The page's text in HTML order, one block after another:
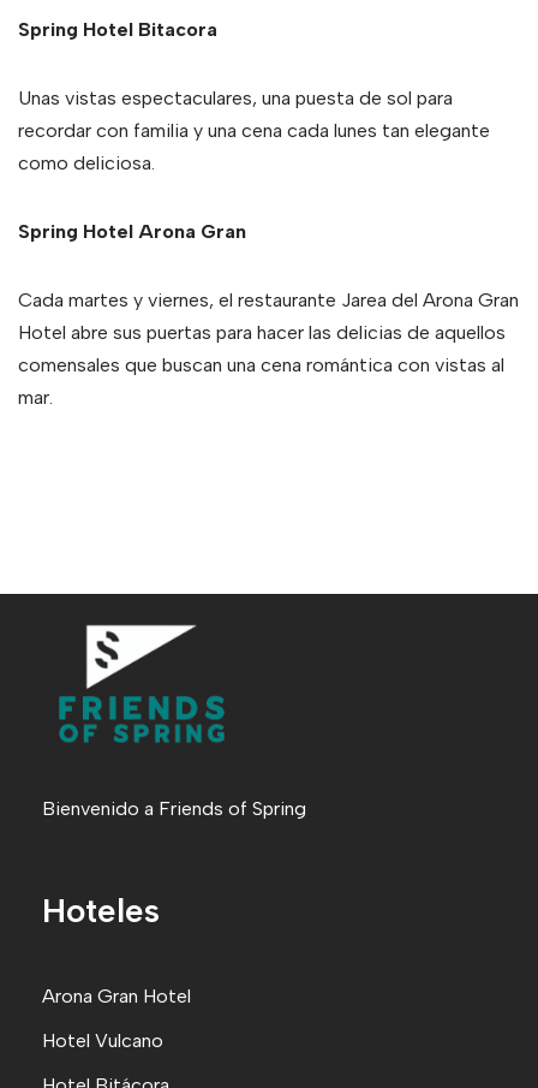
Spring Hotel Bitacora
Unas vistas espectaculares, una puesta de sol para
recordar con familia y una cena cada lunes tan elegante
como deliciosa.
Spring Hotel Arona Gran
Cada martes y viernes, el restaurante Jarea del Arona Gran
Hotel abre sus puertas para hacer las delicias de aquellos
comensales que buscan una cena romántica con vistas al
mar.
Bienvenido a Friends of Spring
Hoteles
Arona Gran Hotel
Hotel Vulcano